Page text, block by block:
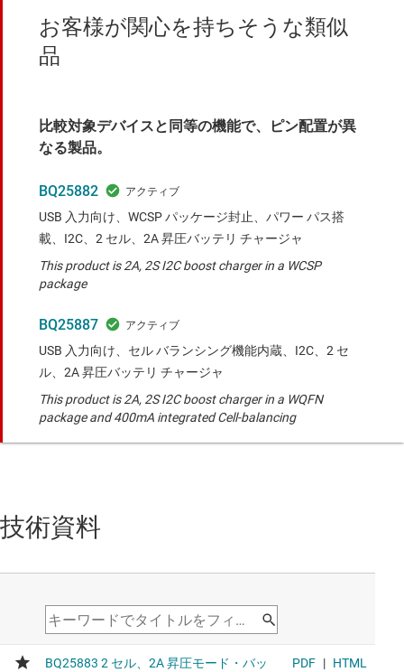
お客様が関心を持ちそうな類似
品
比較対象デバイスと同等の機能で、ピン配置が異
なる製品。
BQ25882
USB 入力向け、WCSP パッケージ封止、パワー パス搭
載、I2C、2 セル、2A 昇圧バッテリ チャージャ
This product is 2A, 2S I2C boost charger in a WCSP
package
BQ25887
USB 入力向け、セル バランシング機能内蔵、I2C、2 セ
ル、2A 昇圧バッテリ チャージャ
This product is 2A, 2S I2C boost charger in a WQFN
package and 400mA integrated Cell-balancing
技術資料